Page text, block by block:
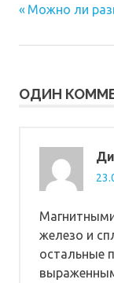
по
Предыдущая
Можно ли
ОДИН
железо и
остальные